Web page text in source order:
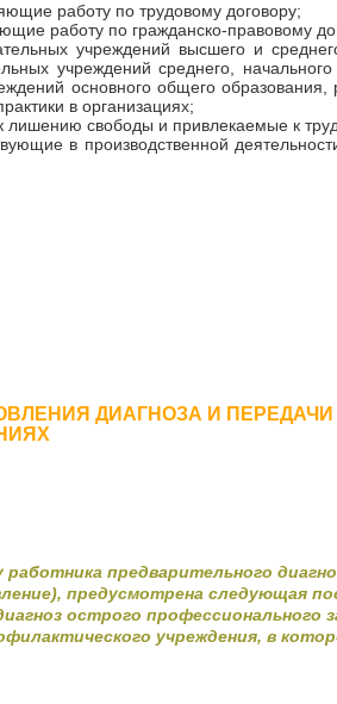
работу по трудовому договору;
работу по гражданско-правовому
учреждений высшего и
учреждений среднего,
основного общего
в организациях;
лишению свободы и привлекаемые к
в производственной
ДИАГНОЗА И
работника предварительного
предусмотрена следующая
острого профессионального
учреждения, в